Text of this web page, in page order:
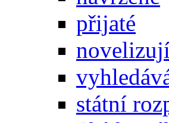
přijaté
státní